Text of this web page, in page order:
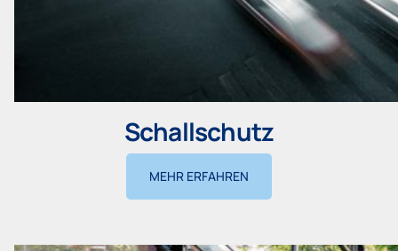
Schallschutz
MEHR ERFAHREN